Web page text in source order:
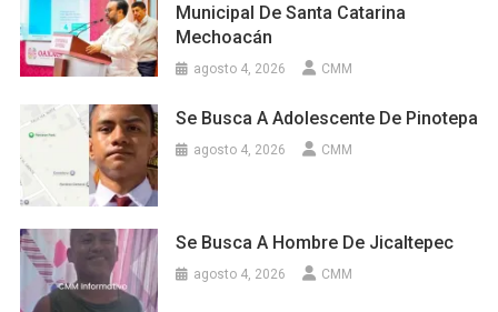
Municipal De Santa Catarina
Mechoacán
agosto 4, 2026 CMM
Se Busca A Adolescente De Pinotepa
agosto 4, 2026 CMM
Se Busca A Hombre De Jicaltepec
agosto 4, 2026 CMM